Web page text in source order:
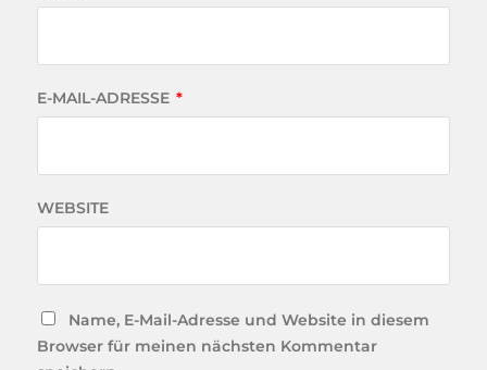
E-MAIL-ADRESSE *
WEBSITE
Name, E-Mail-Adresse und Website in diesem
Browser für meinen nächsten Kommentar